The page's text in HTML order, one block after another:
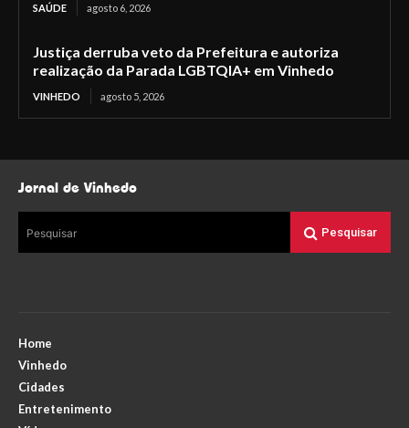
SAÚDE agosto 6, 2026
Justiça derruba veto da Prefeitura e autoriza
realização da Parada LGBTQIA+ em Vinhedo
VINHEDO agosto 5, 2026
Jornal de Vinhedo
Pesquisar Pesquisar
Home
Vinhedo
Cidades
Entretenimento